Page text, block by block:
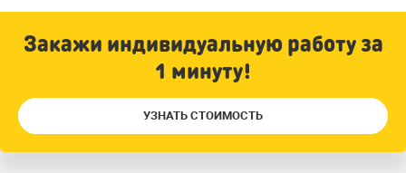
Закажи индивидуальную работу за
1 минуту!
УЗНАТЬ СТОИМОСТЬ